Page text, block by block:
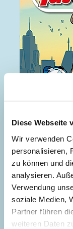
Diese Webseite
Wir verwenden
personalisieren,
zu können und
analysieren.
Verwendung
soziale Medien,
Partner führen
weiteren Daten
Geheimnisse